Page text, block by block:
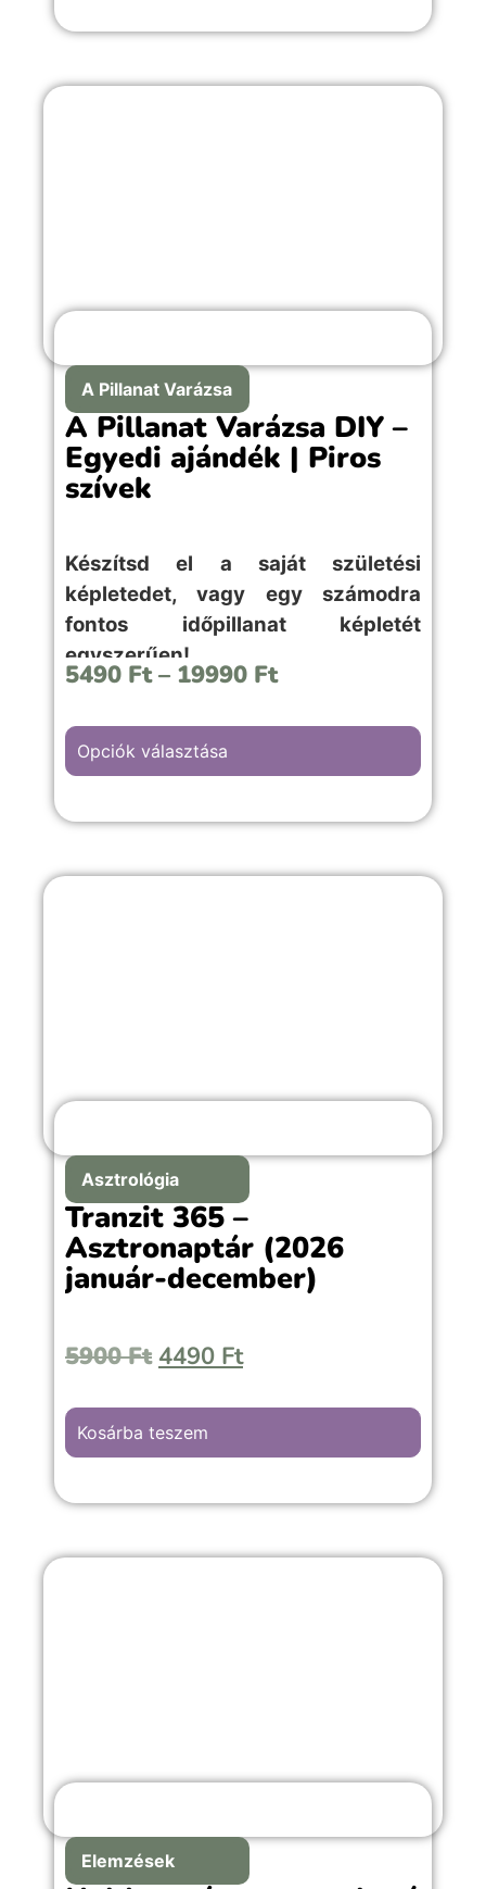
A Pillanat Varázsa
A Pillanat Varázsa DIY –
Egyedi ajándék | Piros
szívek
Készítsd el a saját születési
képletedet, vagy egy számodra
fontos időpillanat képletét
egyszerűen!
A “Piros szívek” hátterű kép választása,
évfordulós örömteli pillanathoz megfelelő
5490 Ft – 19990 Ft
Opciók választása
Asztrológia
Tranzit 365 –
Asztronaptár (2026
január-december)
5900Ft 4490 Ft
Kosárba teszem
Elemzések